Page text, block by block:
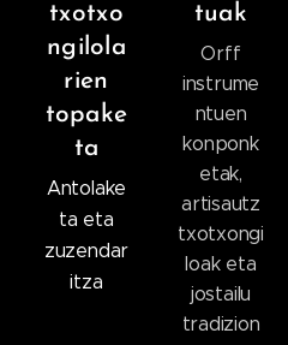
txotxo
ngilola
rien
topake
ta
Antolake
ta eta
zuzendar
itza
tuak
Orff
instrume
ntuen
konponk
etak,
artisautz
txotxongi
loak eta
jostailu
tradizion